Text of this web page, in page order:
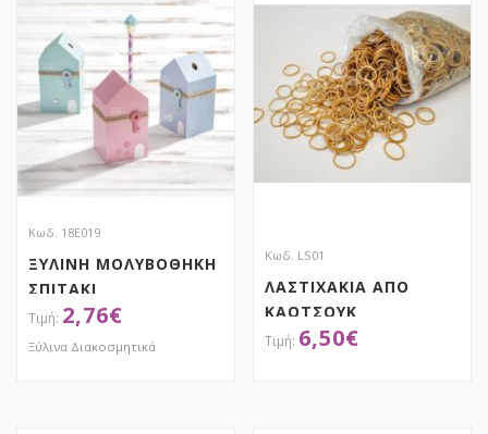
Κωδ. 18Ε019
ΞΥΛΙΝΗ ΜΟΛΥΒΟΘΗΚΗ
ΣΠΙΤΑΚΙ
2,76€
Ξύλινα Διακοσμητικά
Κωδ. LS01
ΛΑΣΤΙΧΑΚΙΑ ΑΠΟ
ΚΑΟΤΣΟΥΚ
6,50€